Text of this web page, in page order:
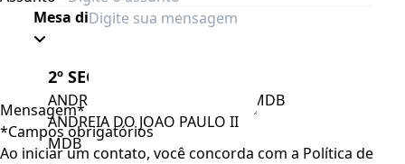
Mensagem*
*Campos obrigatórios
Ao iniciar um contato, você concorda com a Política de
Mesa diretora
2º SECRETÁRIO(A)
ANDREIA DO JOÃO PAULO II / MDB
ANDREIA DO JOÃO PAULO II
MDB